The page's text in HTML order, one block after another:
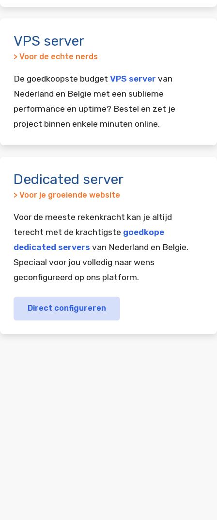
VPS server
> Voor de echte nerds
De goedkoopste budget VPS server van
Nederland en Belgie met een sublieme
performance en uptime? Bestel en zet je
project binnen enkele minuten online.
Dedicated server
> Voor je groeiende website
Voor de meeste rekenkracht kan je altijd
terecht met de krachtigste goedkope
dedicated servers van Nederland en Belgie.
Speciaal voor jou volledig naar wens
geconfigureerd op ons platform.
Direct configureren